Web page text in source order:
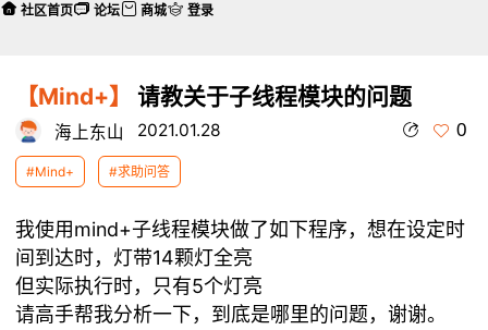
【Mind+】 请教关于子线程模块的问题
海上东山 2021.01.28 0
#Mind+ #求助问答
我使用mind+子线程模块做了如下程序，想在设定时
间到达时，灯带14颗灯全亮
但实际执行时，只有5个灯亮
请高手帮我分析一下，到底是哪里的问题，谢谢。
社区首页 论坛 商城 登录